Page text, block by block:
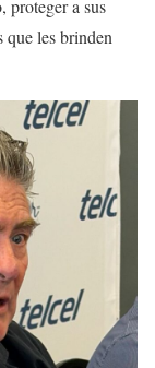
proteger a sus
les brinden